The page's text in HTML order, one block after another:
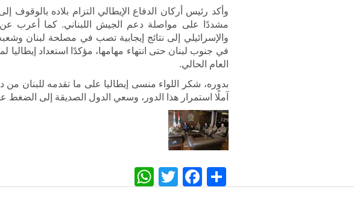
وأكد رئيس أركان الدفاع الإيطالي التزام بلاده بالوقوف
مشددًا على مواصلة دعم الجيش اللبناني. كما أعرب عن
والإسرائيلي إلى نتائج إيجابية تصب في مصلحة لبنان
في جنوب لبنان حتى انتهاء مهامها، مؤكدًا استعداد
العام الحالي.
بدوره، شكر اللواء منسى إيطاليا على ما تقدمه للبنان
آملًا استمرار هذا الدور، وسعي الدول الصديقة إلى
Share
Facebook
Twitter